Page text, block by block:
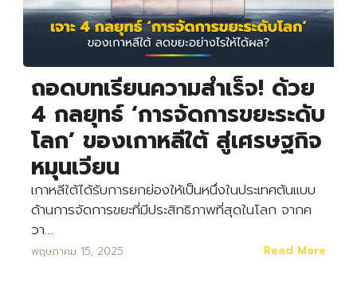
ถอดบทเรียนความสำเร็จ! ด้วย
4 กลยุทธ์ ‘การจัดการขยะระดับ
โลก’ ของเกาหลีใต้ สู่เศรษฐกิจ
หมุนเวียน
เกาหลีใต้ได้รับการยกย่องให้เป็นหนึ่งในประเทศต้นแบบ
ด้านการจัดการขยะที่มีประสิทธิภาพที่สุดในโลก จากค
วา…
พฤษภาคม 15, 2025 Read More